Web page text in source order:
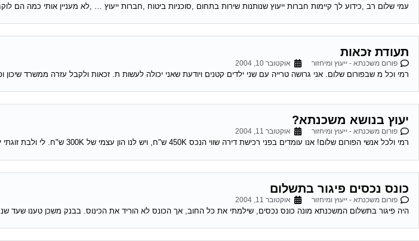
עמי שלום רב ,כידוע לך קיימות חברות ייעוץ שנותנות שירות בתחום ,סוכניות ביטוח ,חברות ייעוץ … ,לא מעניין אותי כמה הם
תעודת זכאות
פורום משכנתא - ייעוץ ומיחזור אוקטובר 10, 2004
רמי וכל מ שבפורום שלום. אני גרושה טרייה עם שני ילדים קטנים ויודעת שאני יכולה לעשות ת. זכאות ולקבל עזרה ממשרד שיכון
יעוץ בנושא משכנתא?
פורום משכנתא - ייעוץ ומיחזור אוקטובר 11, 2004
רמי ולכל אנשי הפורום שלום! אנו עומדים בפני רכישת דירה שווי הנכס 450K ש"ח, ויש לנו הון עצמי של 300K ש"ח. לי ולבת זוגתי יש...
כונס נכסים פיגור בתשלום
פורום משכנתא - ייעוץ ומיחזור אוקטובר 11, 2004
היה פיגור בתשלום המשכנתא מונה כונס נכסים, שילמתי את כל החוב, אך הכונס לא הוריד את הכינוס. בבנק משכן טענו שעד